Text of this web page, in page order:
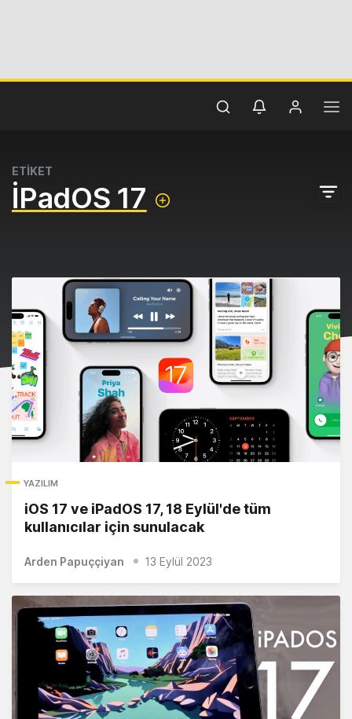
ETİKET
İPadOS 17
YAZILIM
iOS 17 ve iPadOS 17, 18 Eylül'de tüm
kullanıcılar için sunulacak
Arden Papuççiyan 13 Eylül 2023